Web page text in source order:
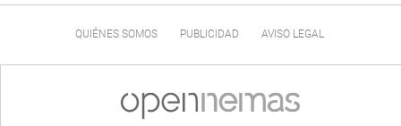
QUIÉNES SOMOS PUBLICIDAD AVISO LEGAL